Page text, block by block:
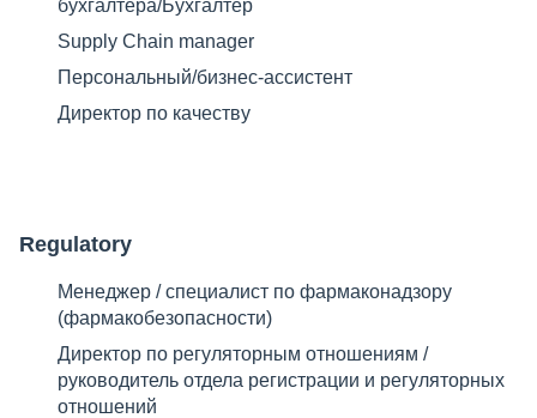
бухгалтера/Бухгалтер
Supply Chain manager
Персональный/бизнес-ассистент
Директор по качеству
Regulatory
Менеджер / специалист по фармаконадзору
(фармакобезопасности)​
Директор по регуляторным отношениям /
руководитель отдела регистрации и регуляторных
отношений ​